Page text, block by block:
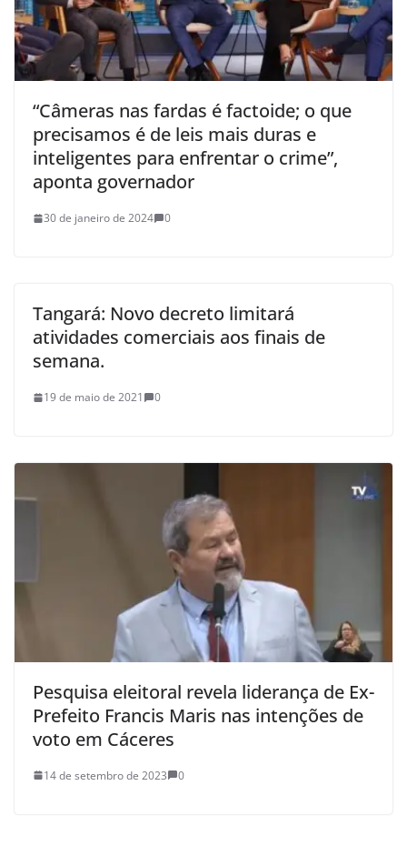
“Câmeras nas fardas é factoide; o que
precisamos é de leis mais duras e
inteligentes para enfrentar o crime”,
aponta governador
30 de janeiro de 2024 0
Tangará: Novo decreto limitará
atividades comerciais aos finais de
semana.
19 de maio de 2021 0
Pesquisa eleitoral revela liderança de Ex-
Prefeito Francis Maris nas intenções de
voto em Cáceres
14 de setembro de 2023 0